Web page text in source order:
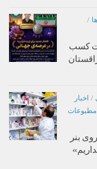
/
کسب
/ اخبار
مطبوعات
بنر